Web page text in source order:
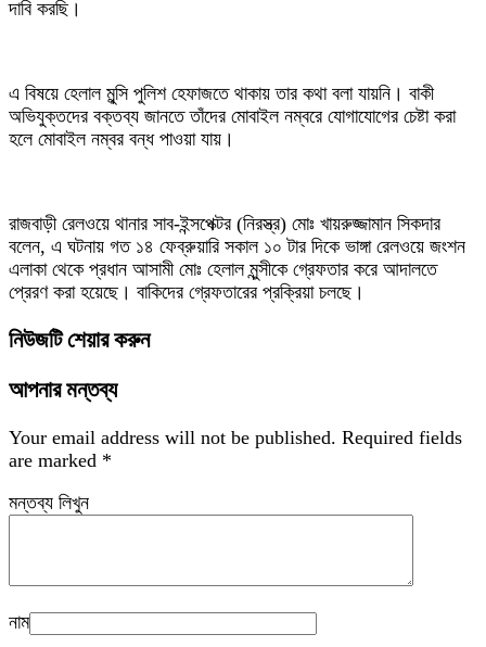
দাবি করছি।
এ বিষয়ে হেলাল মুন্সি পুলিশ হেফাজতে থাকায় তার কথা বলা যায়নি। বাকী
অভিযুক্তদের বক্তব্য জানতে তাঁদের মোবাইল নম্বরে যোগাযোগের চেষ্টা করা
হলে মোবাইল নম্বর বন্ধ পাওয়া যায়।
রাজবাড়ী রেলওয়ে থানার সাব-ইন্সপেক্টর (নিরস্ত্র) মোঃ খায়রুজ্জামান সিকদার
বলেন, এ ঘটনায় গত ১৪ ফেব্রুয়ারি সকাল ১০ টার দিকে ভাঙ্গা রেলওয়ে জংশন
এলাকা থেকে প্রধান আসামী মোঃ হেলাল মুন্সীকে গ্রেফতার করে আদালতে
প্রেরণ করা হয়েছে। বাকিদের গ্রেফতারের প্রক্রিয়া চলছে।
নিউজটি শেয়ার করুন
আপনার মন্তব্য
Your email address will not be published. Required fields
are marked *
মন্তব্য লিখুন
নাম